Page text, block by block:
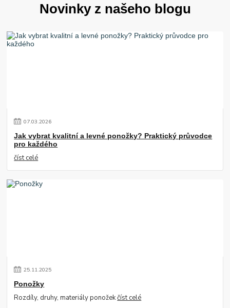
Novinky z našeho blogu
07.03.2026
Jak vybrat kvalitní a levné ponožky? Praktický průvodce
pro každého
číst celé
25.11.2025
Ponožky
Rozdíly, druhy, materiály ponožekčíst celé